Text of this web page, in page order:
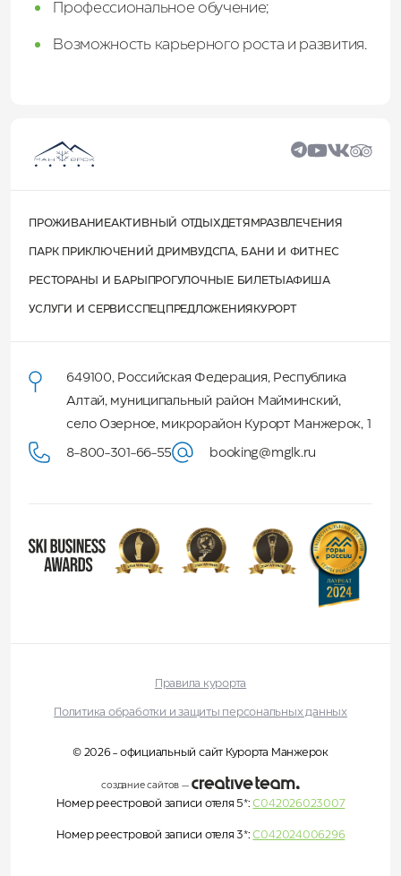
Профессиональное обучение;
Возможность карьерного роста и развития.
ПРОЖИВАНИЕАКТИВНЫЙ ОТДЫХДЕТЯМ РАЗВЛЕЧЕНИЯ
ПАРК ПРИКЛЮЧЕНИЙ ДРИМВУД СПА, БАНИ И ФИТНЕС
РЕСТОРАНЫ И БАРЫ ПРОГУЛОЧНЫЕ БИЛЕТЫАФИША
УСЛУГИ И СЕРВИССПЕЦПРЕДЛОЖЕНИЯ КУРОРТ
649100, Российская Федерация, Республика
Алтай, муниципальный район Майминский,
село Озерное, микрорайон Курорт Манжерок, 1
8-800-301-66-55 booking@mglk.ru
Правила курорта
Политика обработки и защиты персональных данных
© 2026 - официальный сайт Курорта Манжерок
создание сайтов—
Номер реестровой записи отеля 5*:С042026023007
Номер реестровой записи отеля 3*:С042024006296